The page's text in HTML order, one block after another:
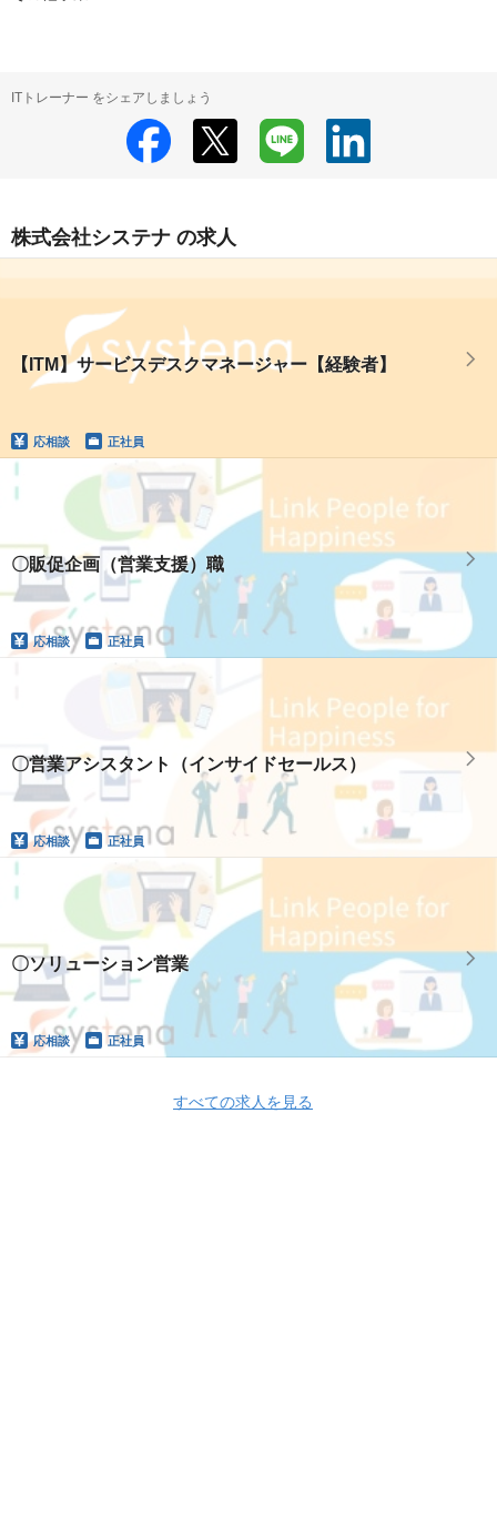
ITトレーナー をシェアしましょう
株式会社システナ の求人
【ITM】サービスデスクマネージャー【経験者】
応相談 正社員
〇販促企画（営業支援）職
応相談 正社員
〇営業アシスタント（インサイドセールス）
応相談 正社員
〇ソリューション営業
応相談 正社員
すべての求人を見る